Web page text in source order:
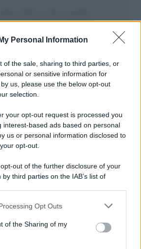
Personal Information
of the sale, sharing to third parties, or
or sensitive information for
us, please use the below opt-out
selection.
your opt-out request is processed you
interest-based ads based on personal
us or personal information disclosed to
opt-out.
out of the further disclosure of your
third parties on the IAB’s list of
also be disclosed by us to third parties
parties.
website/app uses one or more Google
Opt Outs
of the Sharing of my
volta che commento.
in cotone sono morbide e altre
pulito alle 8 o alle 18? Ecco quando
delle piante da appartamento dalla
pochi minuti: perché 2 millimetri di